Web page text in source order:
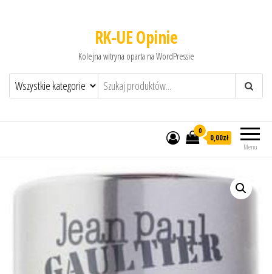
RK-UE Opinie
Kolejna witryna oparta na WordPressie
Menu
0
0,00zł